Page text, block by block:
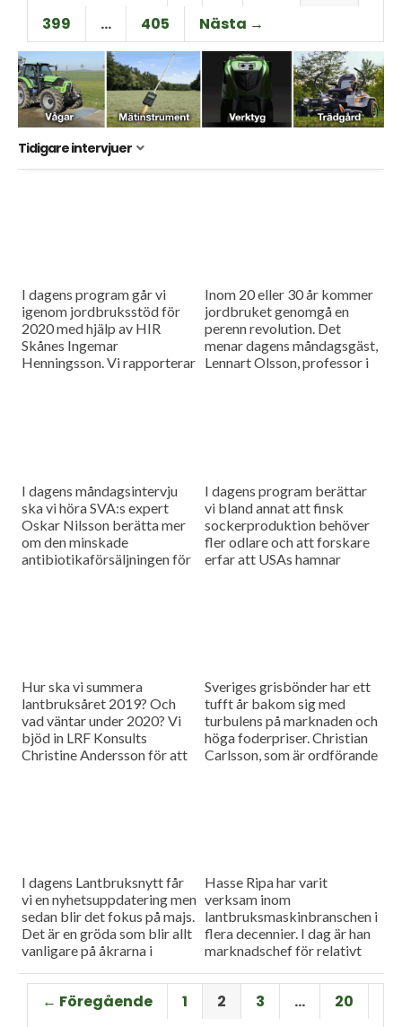
399
… 405 Nästa →
Tidigare intervjuer
I dagens program går vi
igenom jordbruksstöd för
2020 med hjälp av HIR
Skånes Ingemar
Henningsson. Vi rapporterar
Inom 20 eller 30 år kommer
jordbruket genomgå en
perenn revolution. Det
menar dagens måndagsgäst,
Lennart Olsson, professor i
I dagens måndagsintervju
ska vi höra SVA:s expert
Oskar Nilsson berätta mer
om den minskade
antibiotikaförsäljningen för
I dagens program berättar
vi bland annat att finsk
sockerproduktion behöver
fler odlare och att forskare
erfar att USAs hamnar
Hur ska vi summera
lantbruksåret 2019? Och
vad väntar under 2020? Vi
bjöd in LRF Konsults
Christine Andersson för att
Sveriges grisbönder har ett
tufft år bakom sig med
turbulens på marknaden och
höga foderpriser. Christian
Carlsson, som är ordförande
I dagens Lantbruksnytt får
vi en nyhetsuppdatering men
sedan blir det fokus på majs.
Det är en gröda som blir allt
vanligare på åkrarna i
som vet allt om majsens
fördelar, men också om
majsens utmaningar, är Hans
Hasse Ripa har varit
verksam inom
lantbruksmaskinbranschen i
flera decennier. I dag är han
marknadschef för relativt
Machinery med
huvudagenturen Claas. Hur
går det för Swedish Agro
← Föregående 1 2 3 …
20